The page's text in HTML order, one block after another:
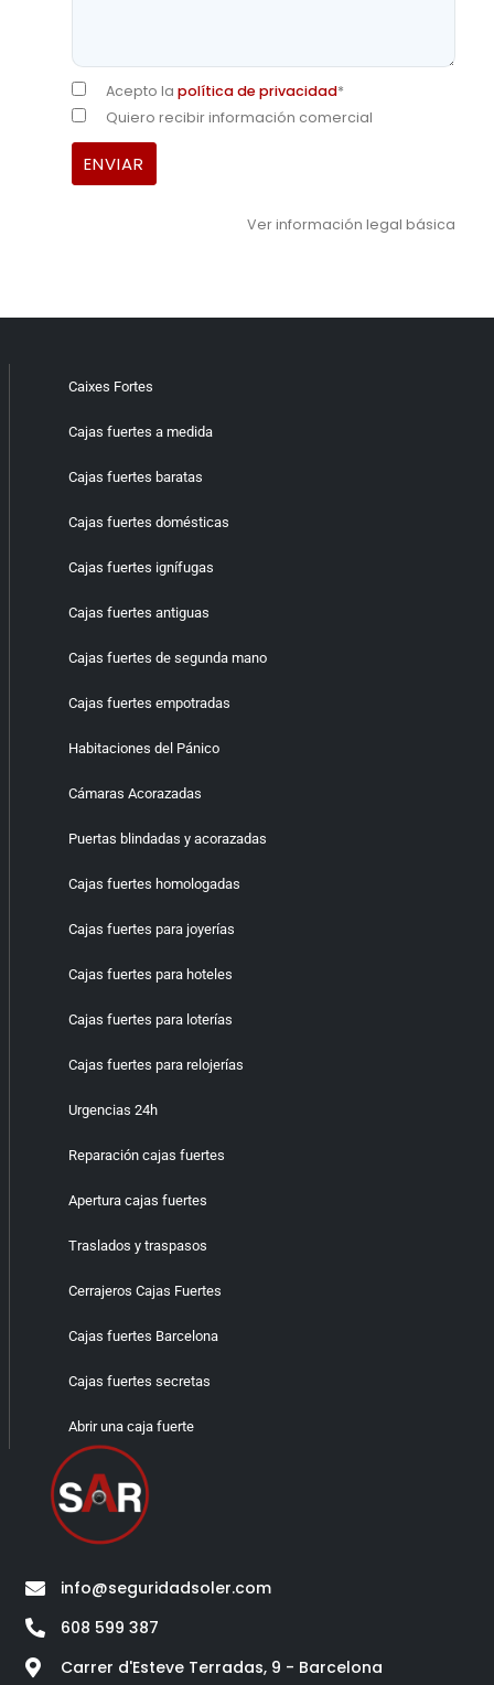
Acepto la política de privacidad*
Quiero recibir información comercial
Ver información legal básica
info@seguridadsoler.com
608 599 387
Carrer d'Esteve Terradas, 9 - Barcelona​
Caixes Fortes
Cajas fuertes a medida
Cajas fuertes baratas
Cajas fuertes domésticas
Cajas fuertes ignífugas
Cajas fuertes antiguas
Cajas fuertes de segunda mano
Cajas fuertes empotradas
Habitaciones del Pánico
Cámaras Acorazadas
Puertas blindadas y acorazadas
Cajas fuertes homologadas
Cajas fuertes para joyerías
Cajas fuertes para hoteles
Cajas fuertes para loterías
Cajas fuertes para relojerías
Urgencias 24h
Reparación cajas fuertes
Apertura cajas fuertes
Traslados y traspasos
Cerrajeros Cajas Fuertes
Cajas fuertes Barcelona
Cajas fuertes secretas
Abrir una caja fuerte